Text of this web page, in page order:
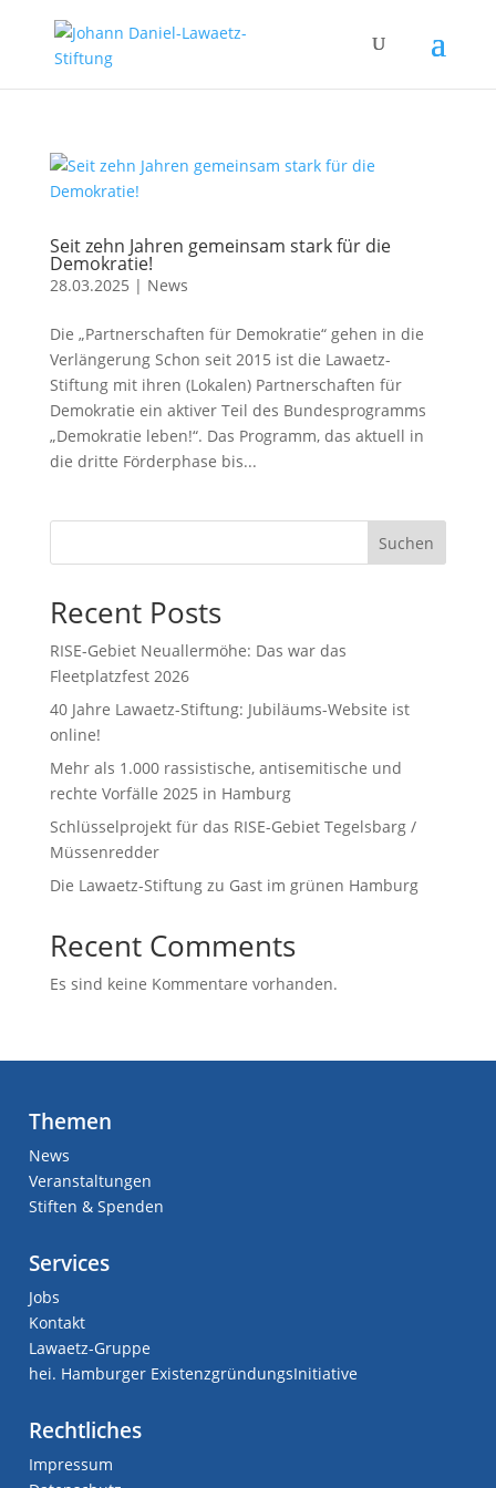
Seit zehn Jahren gemeinsam stark für die
Demokratie!
28.03.2025 | News
Die „Partnerschaften für Demokratie“ gehen in die
Verlängerung Schon seit 2015 ist die Lawaetz-
Stiftung mit ihren (Lokalen) Partnerschaften für
Demokratie ein aktiver Teil des Bundesprogramms
„Demokratie leben!“. Das Programm, das aktuell in
die dritte Förderphase bis...
Suchen
Recent Posts
RISE-Gebiet Neuallermöhe: Das war das
Fleetplatzfest 2026
40 Jahre Lawaetz-Stiftung: Jubiläums-Website ist
online!
Mehr als 1.000 rassistische, antisemitische und
rechte Vorfälle 2025 in Hamburg
Schlüsselprojekt für das RISE-Gebiet Tegelsbarg /
Müssenredder
Die Lawaetz-Stiftung zu Gast im grünen Hamburg
Recent Comments
Es sind keine Kommentare vorhanden.
Themen
News
Veranstaltungen
Stiften & Spenden
Services
Jobs
Kontakt
Lawaetz-Gruppe
hei. Hamburger ExistenzgründungsInitiative
Rechtliches
Impressum